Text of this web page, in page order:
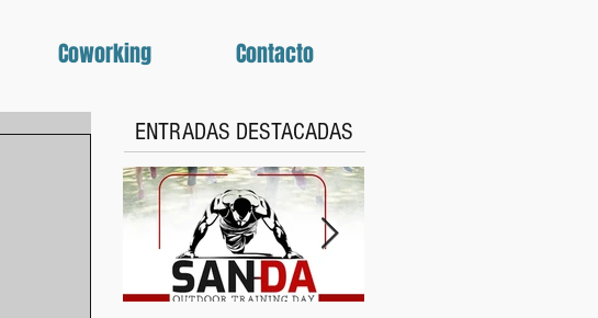
Coworking Contacto
ENTRADAS DESTACADAS